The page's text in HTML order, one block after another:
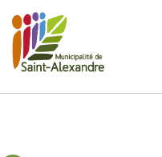
au
contenu